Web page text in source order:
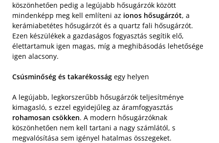
köszönhetően pedig a legújabb hősugárzók között
mindenképp meg kell említeni az ionos hősugárzót, a
kerámiabetétes hősugárzót és a quartz fali hősugárzót.
Ezen készülékek a gazdaságos fogyasztás segítik elő,
élettartamuk igen magas, míg a meghibásodás lehetősége
igen alacsony.
Csúsminőség és takarékosság egy helyen
A legújabb, legkorszerűbb hősugárzók teljesítménye
kimagasló, s ezzel egyidejűleg az áramfogyasztás
rohamosan csökken. A modern hősugárzóknak
köszönhetően nem kell tartani a nagy számlától, s
megvalósítása sem igényel hatalmas összegeket.